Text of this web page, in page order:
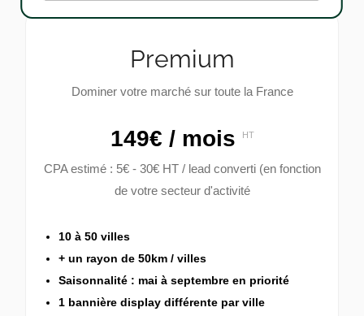
Premium
Dominer votre marché sur toute la France
149€ / mois HT
CPA estimé : 5€ - 30€ HT / lead converti (en fonction
de votre secteur d'activité
10 à 50 villes
+ un rayon de 50km / villes
Saisonnalité : mai à septembre en priorité
1 bannière display différente par ville